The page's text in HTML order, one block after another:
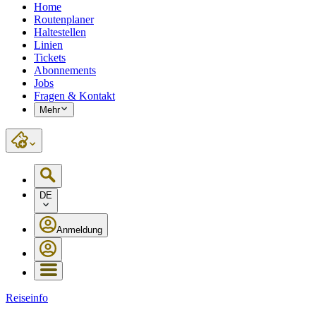
Home
Routenplaner
Haltestellen
Linien
Tickets
Abonnements
Jobs
Fragen & Kontakt
Mehr
DE
Anmeldung
Reiseinfo